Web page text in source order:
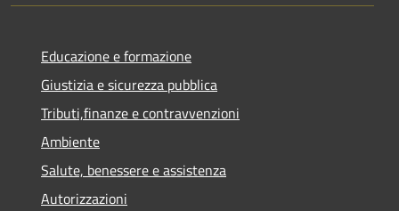
Educazione e formazione
Giustizia e sicurezza pubblica
Tributi,finanze e contravvenzioni
Ambiente
Salute, benessere e assistenza
Autorizzazioni